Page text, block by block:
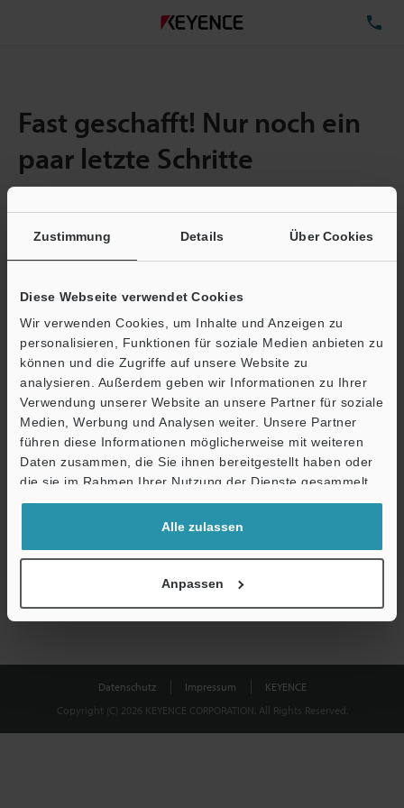
Zustimmung Details Über Cookies
Diese Webseite verwendet Cookies
Wir verwenden Cookies, um Inhalte und Anzeigen zu
personalisieren, Funktionen für soziale Medien anbieten zu
können und die Zugriffe auf unsere Website zu
analysieren. Außerdem geben wir Informationen zu Ihrer
Verwendung unserer Website an unsere Partner für soziale
Medien, Werbung und Analysen weiter. Unsere Partner
führen diese Informationen möglicherweise mit weiteren
Daten zusammen, die Sie ihnen bereitgestellt haben oder
die sie im Rahmen Ihrer Nutzung der Dienste gesammelt
haben.
Alle zulassen
Anpassen
Fast geschafft! Nur noch ein
paar letzte Schritte
E-Mail-Adresse (erforderlich)
Download
Datenschutz ist uns wichtig - Ihre Daten werden niemals
Datenschutz
Datenschutz Impressum
KEYENCE
Copyright (C) 2026 KEYENCE CORPORATION. All Rights Reserved.